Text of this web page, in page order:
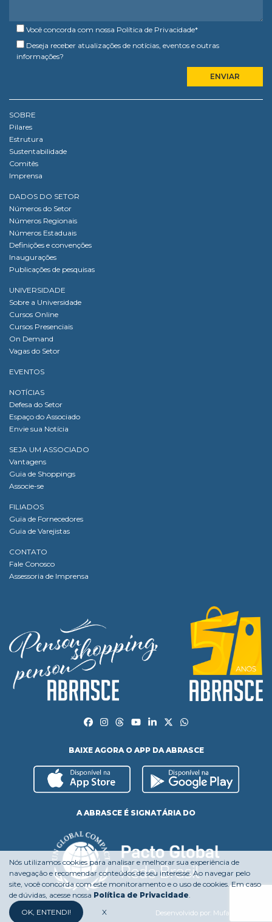
Você concorda com nossa Política de Privacidade*
Deseja receber atualizações de notícias, eventos e outras
informações?
SOBRE
Pilares
Estrutura
Sustentabilidade
Comitês
Imprensa
DADOS DO SETOR
Números do Setor
Números Regionais
Números Estaduais
Definições e convenções
Inaugurações
Publicações de pesquisas
UNIVERSIDADE
Sobre a Universidade
Cursos Online
Cursos Presenciais
On Demand
Vagas do Setor
EVENTOS
NOTÍCIAS
Defesa do Setor
Espaço do Associado
Envie sua Notícia
SEJA UM ASSOCIADO
Vantagens
Guia de Shoppings
Associe-se
FILIADOS
Guia de Fornecedores
Guia de Varejistas
CONTATO
Fale Conosco
Assessoria de Imprensa
BAIXE AGORA O APP DA ABRASCE
A ABRASCE É SIGNATÁRIA DO
Desenvolvido por: Mufasa Agency
Nós utilizamos cookies para analisar e melhorar sua experiência de
navegação e recomendar conteúdos de seu interesse. Ao navegar pelo
site, você concorda com este monitoramento e o uso de cookies. Em caso
de dúvidas, acesse nossa Política de Privacidade.
OK, ENTENDI!
X